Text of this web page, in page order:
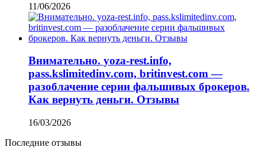
11/06/2026
Внимательно. yoza-rest.info,
pass.kslimitedinv.com, britinvest.com —
разоблачение серии фальшивых брокеров.
Как вернуть деньги. Отзывы
16/03/2026
Последние отзывы